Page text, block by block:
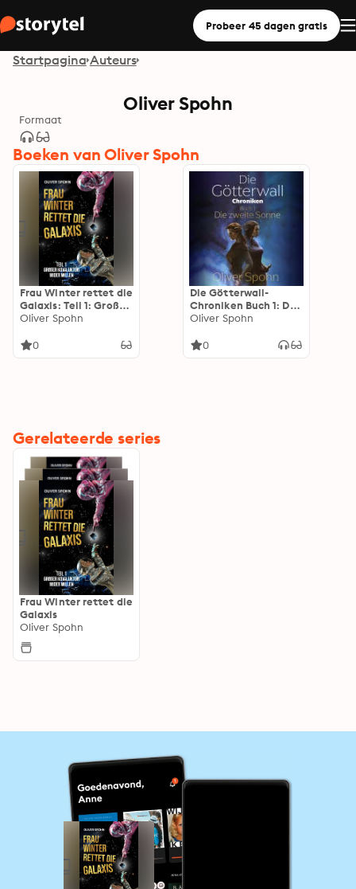
Probeer 45 dagen gratis
Startpagina Auteurs
Oliver Spohn
Formaat
Boeken van Oliver Spohn
Frau Winter rettet die
Galaxis: Teil 1: Großer
Kovaluktor wider
Oliver Spohn
0
Die Götterwall-
Chroniken Buch 1: Die
zweite Sonne
Oliver Spohn
0
Gerelateerde series
Frau Winter rettet die
Galaxis
Oliver Spohn